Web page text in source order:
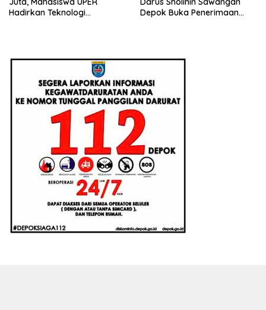
Hadirkan Teknologi
Depok Buka Penerimaan